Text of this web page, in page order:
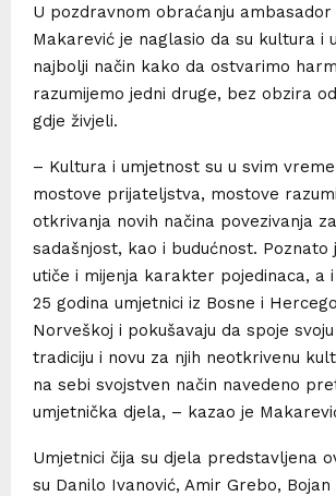
U pozdravnom obraćanju ambasador
Makarević je naglasio da su kultura i
najbolji način kako da ostvarimo
razumijemo jedni druge, bez obzira
gdje živjeli.
– Kultura i umjetnost su u svim
mostove prijateljstva, mostove
otkrivanja novih načina povezivanja
sadašnjost, kao i budućnost. Poznato
utiče i mijenja karakter pojedinaca, a
25 godina umjetnici iz Bosne i
Norveškoj i pokušavaju da spoje
tradiciju i novu za njih neotkrivenu
na sebi svojstven način navedeno
umjetnička djela, – kazao je
Umjetnici čija su djela predstavljena
su Danilo Ivanović, Amir Grebo,